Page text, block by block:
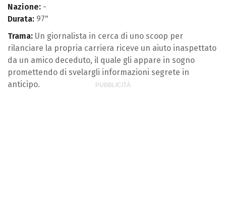
Nazione: -
Durata: 97"
Trama: Un giornalista in cerca di uno scoop per
rilanciare la propria carriera riceve un aiuto inaspettato
da un amico deceduto, il quale gli appare in sogno
promettendo di svelargli informazioni segrete in
anticipo.